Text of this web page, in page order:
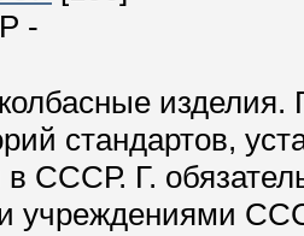
-
изделия.
стандартов,
в СССР. Г.
учреждениями